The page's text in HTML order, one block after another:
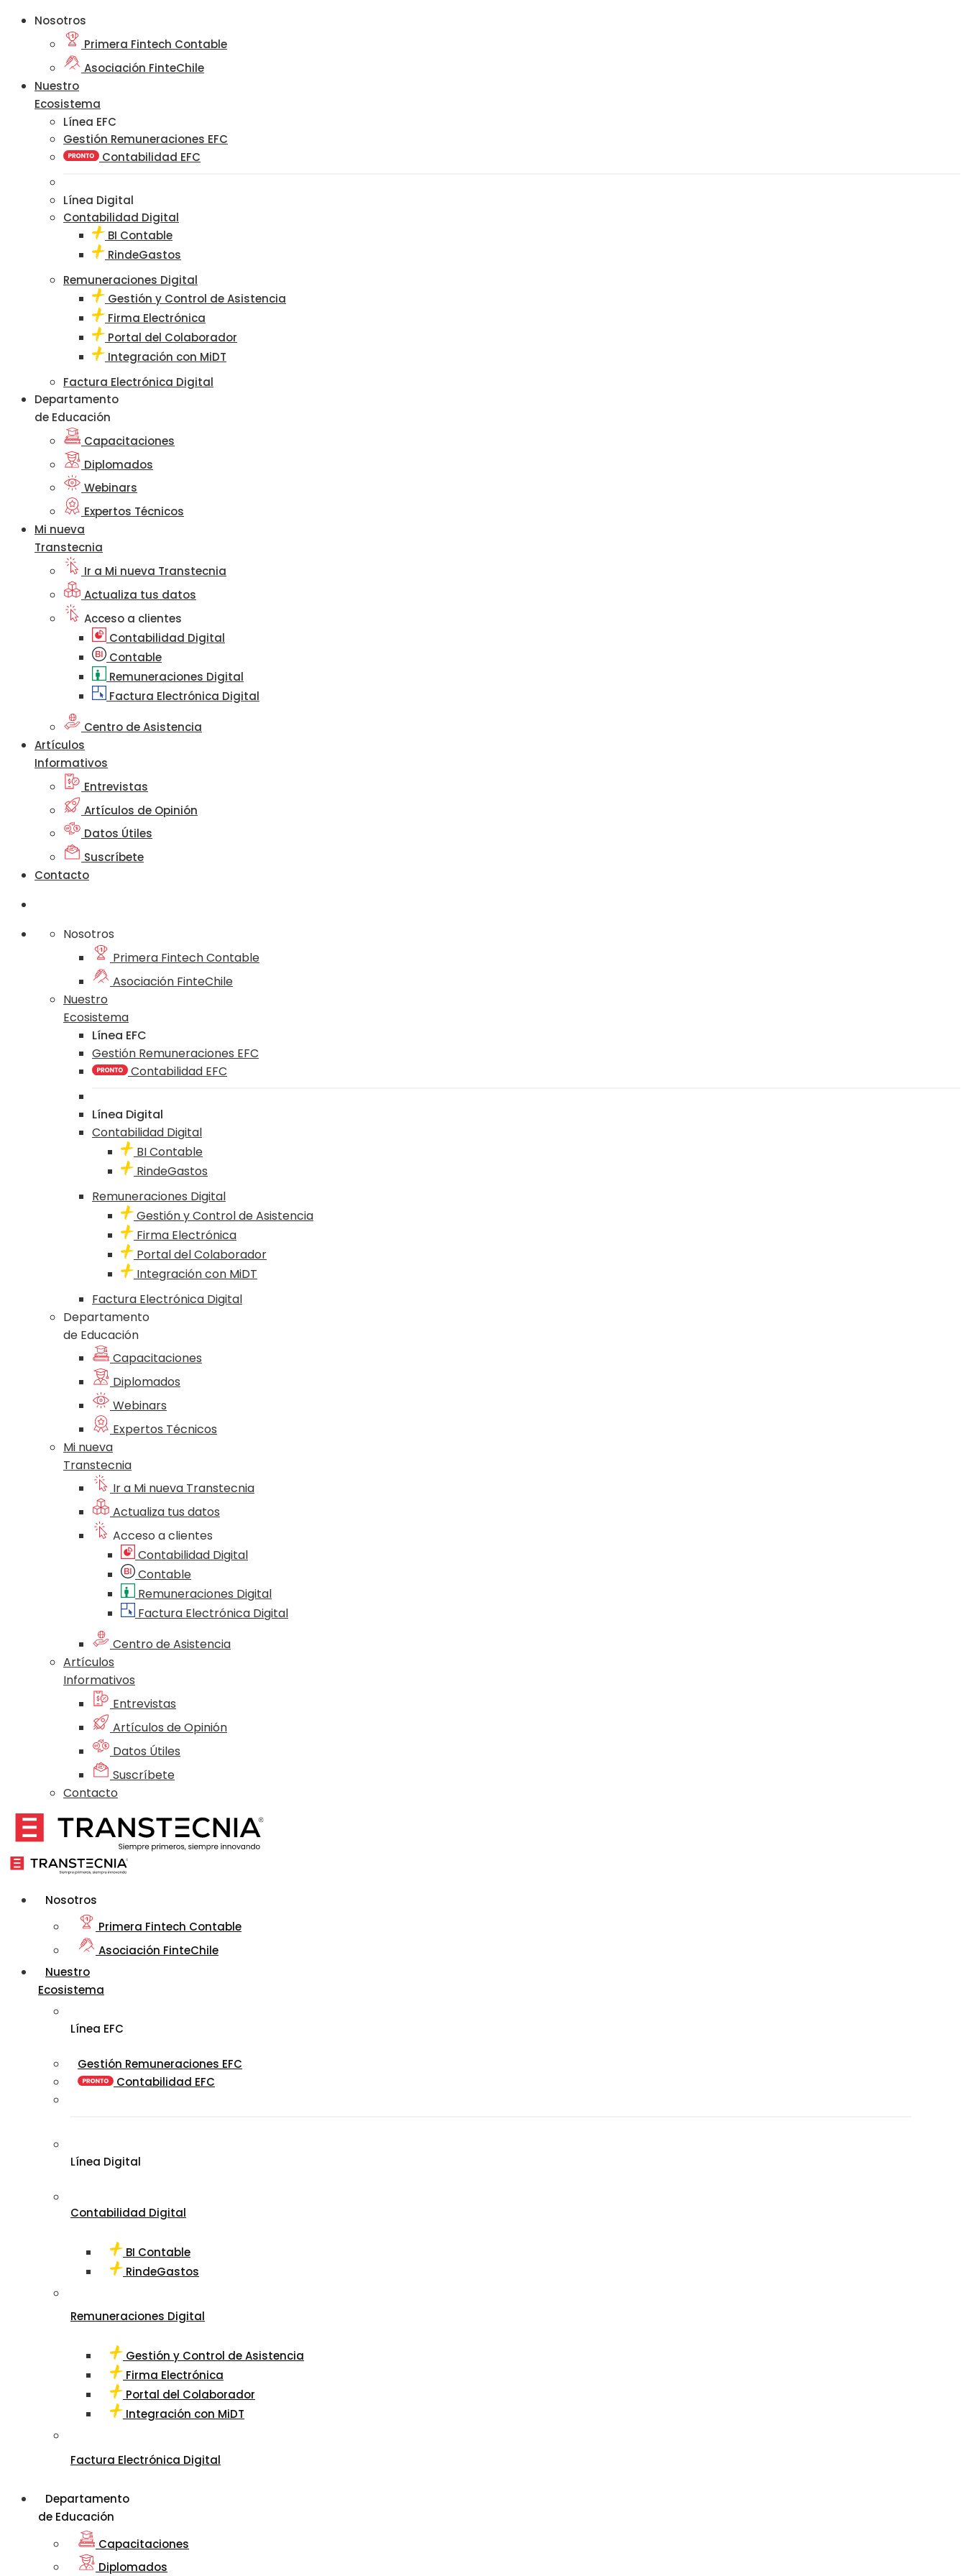
Nosotros
Primera Fintech Contable
Asociación FinteChile
Nuestro
Ecosistema
Línea EFC
Gestión Remuneraciones EFC
Contabilidad EFC
Línea Digital
Contabilidad Digital
BI Contable
RindeGastos
Remuneraciones Digital
Gestión y Control de Asistencia
Firma Electrónica
Portal del Colaborador
Integración con MiDT
Factura Electrónica Digital
Departamento
de Educación
Capacitaciones
Diplomados
Webinars
Expertos Técnicos
Mi nueva
Transtecnia
Ir a Mi nueva Transtecnia
Actualiza tus datos
Acceso a clientes
Contabilidad Digital
Contable
Remuneraciones Digital
Factura Electrónica Digital
Centro de Asistencia
Artículos
Informativos
Entrevistas
Artículos de Opinión
Datos Útiles
Suscríbete
Contacto
Nosotros
Primera Fintech Contable
Asociación FinteChile
Nuestro
Ecosistema
Línea EFC
Gestión Remuneraciones EFC
Contabilidad EFC
Línea Digital
Contabilidad Digital
BI Contable
RindeGastos
Remuneraciones Digital
Gestión y Control de Asistencia
Firma Electrónica
Portal del Colaborador
Integración con MiDT
Factura Electrónica Digital
Departamento
de Educación
Capacitaciones
Diplomados
Webinars
Expertos Técnicos
Mi nueva
Transtecnia
Ir a Mi nueva Transtecnia
Actualiza tus datos
Acceso a clientes
Contabilidad Digital
Contable
Remuneraciones Digital
Factura Electrónica Digital
Centro de Asistencia
Artículos
Informativos
Entrevistas
Artículos de Opinión
Datos Útiles
Suscríbete
Contacto
Nosotros
Primera Fintech Contable
Asociación FinteChile
Nuestro
Ecosistema
Línea EFC
Gestión Remuneraciones EFC
Contabilidad EFC
Línea Digital
Contabilidad Digital
BI Contable
RindeGastos
Remuneraciones Digital
Gestión y Control de Asistencia
Firma Electrónica
Portal del Colaborador
Integración con MiDT
Factura Electrónica Digital
Departamento
de Educación
Capacitaciones
Diplomados